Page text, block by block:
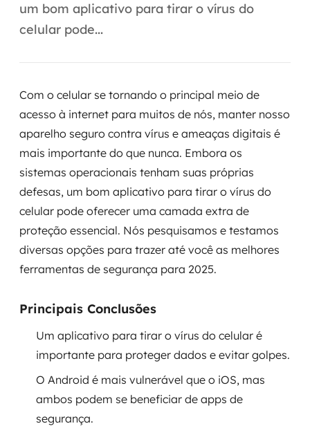
Data Analytics
Data Platforms
Business Intelligence
Data Lakes & Warehouses
Governança de dados
Modernização de aplicações
Desenvolvimento web e mobile
Arquitetura de soluções
Migração para Cloud
Transformação digital
UX / UI design
um bom aplicativo para tirar o vírus do
celular pode...
Com o celular se tornando o principal meio de
acesso à internet para muitos de nós, manter nosso
aparelho seguro contra vírus e ameaças digitais é
mais importante do que nunca. Embora os
sistemas operacionais tenham suas próprias
defesas, um bom aplicativo para tirar o vírus do
celular pode oferecer uma camada extra de
proteção essencial. Nós pesquisamos e testamos
diversas opções para trazer até você as melhores
ferramentas de segurança para 2025.
Principais Conclusões
Um aplicativo para tirar o vírus do celular é
importante para proteger dados e evitar golpes.
O Android é mais vulnerável que o iOS, mas
ambos podem se beneficiar de apps de
segurança.